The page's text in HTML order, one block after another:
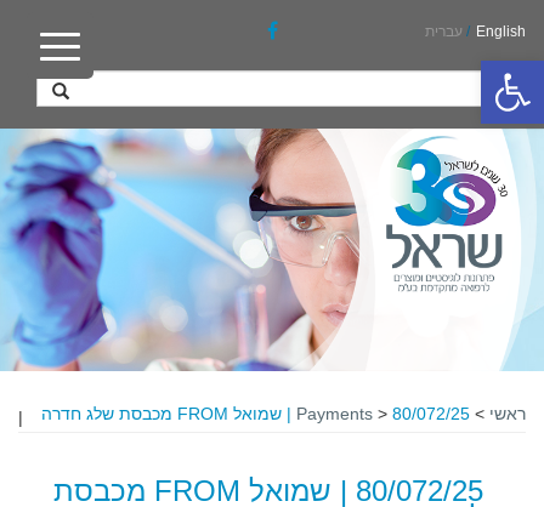
פתח סרגל נגישות
English
/ עברית
ראשי >
Payments > 80/072/25 | שמואל FROM מכבסת שלג חדרה |
80/072/25 | שמואל FROM מכבסת